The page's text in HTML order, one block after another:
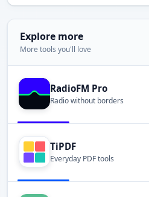
Explore more
More tools you'll love
RadioFM Pro
Radio without borders
TiPDF
Everyday PDF tools